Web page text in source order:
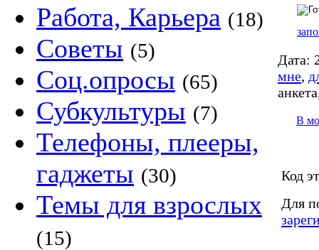
Работа, Карьера (18)
Советы (5)
Соц.опросы (65)
Субкультуры (7)
Телефоны, плееры,
гаджеты (30)
Темы для взрослых
(15)
Дата:
мне,
В
Код
Для